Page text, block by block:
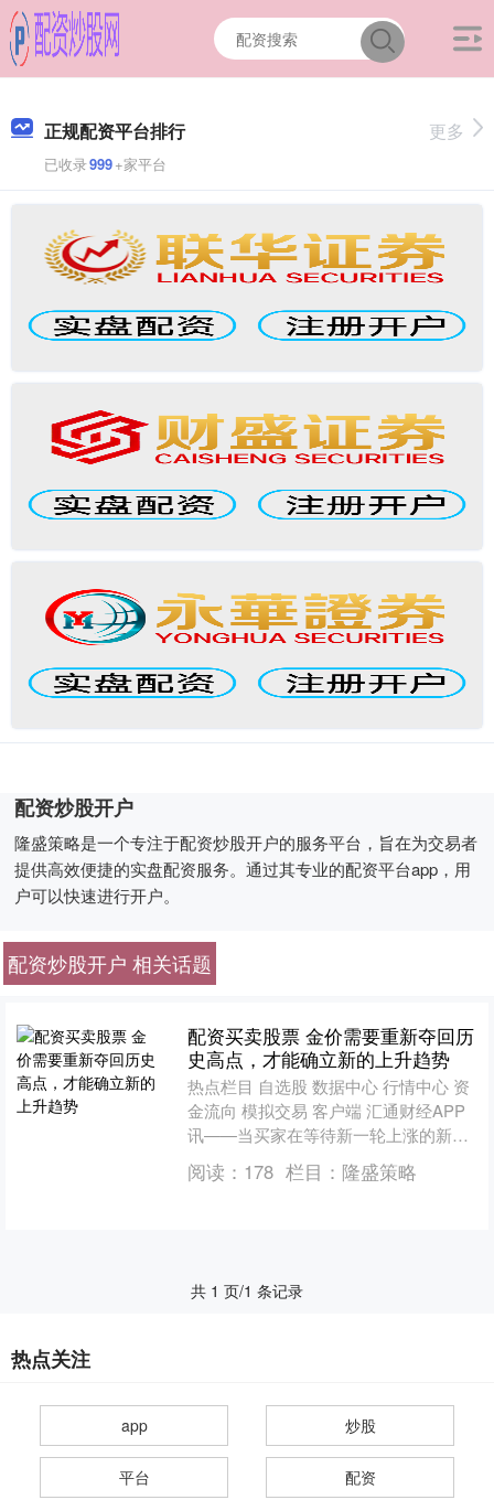
正规配资平台排行
已收录999+家平台
更多
配资炒股开户
隆盛策略是一个专注于配资炒股开户的服务平台，旨在为交易者
提供高效便捷的实盘配资服务。通过其专业的配资平台app，用
户可以快速进行开户。
配资炒股开户 相关话题
配资买卖股票 金价需要重新夺回历
史高点，才能确立新的上升趋势
热点栏目 自选股 数据中心 行情中心 资
金流向 模拟交易 客户端 汇通财经APP
讯——当买家在等待新一轮上涨的新催
化剂，金价已进入2500美元上方的上行
盘整阶段....
阅读： 178 栏目： 隆盛策略
共 1 页/1 条记录
热点关注
app 炒股
平台 配资